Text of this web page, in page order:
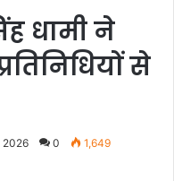
धामी ने
से
2026 0 1,649